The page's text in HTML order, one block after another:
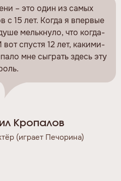
Кропалов
(играет Печорина)
– это один из самых
15 лет. Когда я впервые
мелькнуло, что когда-
спустя 12 лет, какими-
мне сыграть здесь эту